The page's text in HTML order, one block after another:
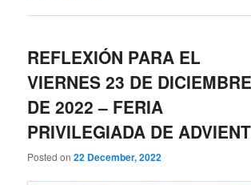
REFLEXIÓN PARA EL
VIERNES 23 DE DICIEMBRE
DE 2022 – FERIA
PRIVILEGIADA DE
Posted on22 December, 2022